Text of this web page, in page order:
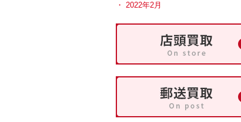
2022年2月